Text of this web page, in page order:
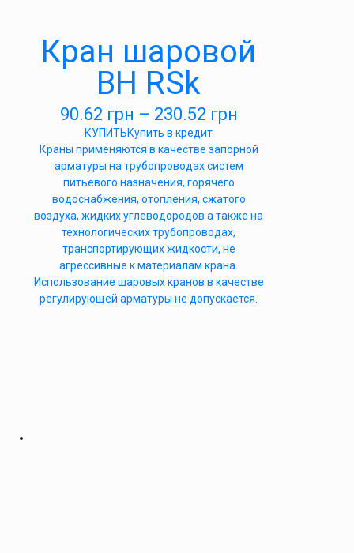
Кран шаровой
ВН RSk
90.62 грн – 230.52 грн
КУПИТЬКупить в кредит
Краны применяются в качестве запорной
арматуры на трубопроводах систем
питьевого назначения, горячего
водоснабжения, отопления, сжатого
воздуха, жидких углеводородов а также на
технологических трубопроводах,
транспортирующих жидкости, не
агрессивные к материалам крана.
Использование шаровых кранов в качестве
регулирующей арматуры не допускается.